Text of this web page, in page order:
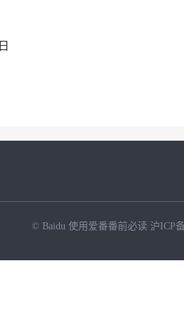
日
© Baidu 使用爱番番前必读 沪ICP